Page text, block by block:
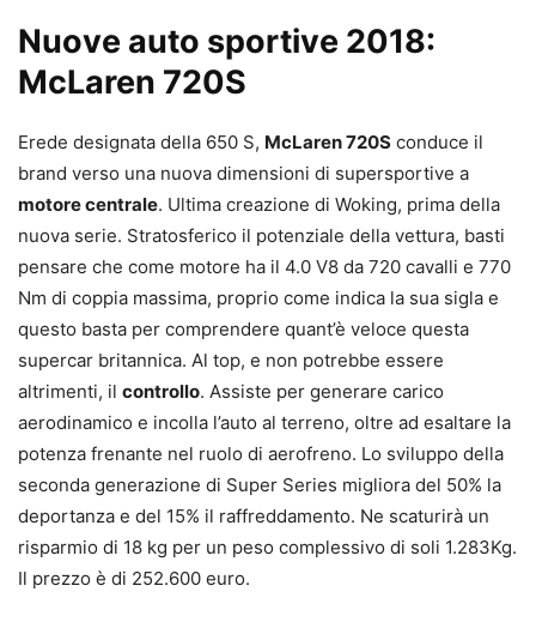
Nuove auto sportive 2018:
McLaren 720S
Erede designata della 650 S, McLaren 720S conduce il
brand verso una nuova dimensioni di supersportive a
motore centrale. Ultima creazione di Woking, prima della
nuova serie. Stratosferico il potenziale della vettura, basti
pensare che come motore ha il 4.0 V8 da 720 cavalli e 770
Nm di coppia massima, proprio come indica la sua sigla e
questo basta per comprendere quant’è veloce questa
supercar britannica. Al top, e non potrebbe essere
altrimenti, il controllo. Assiste per generare carico
aerodinamico e incolla l’auto al terreno, oltre ad esaltare la
potenza frenante nel ruolo di aerofreno. Lo sviluppo della
seconda generazione di Super Series migliora del 50% la
deportanza e del 15% il raffreddamento. Ne scaturirà un
risparmio di 18 kg per un peso complessivo di soli 1.283Kg.
Il prezzo è di 252.600 euro.